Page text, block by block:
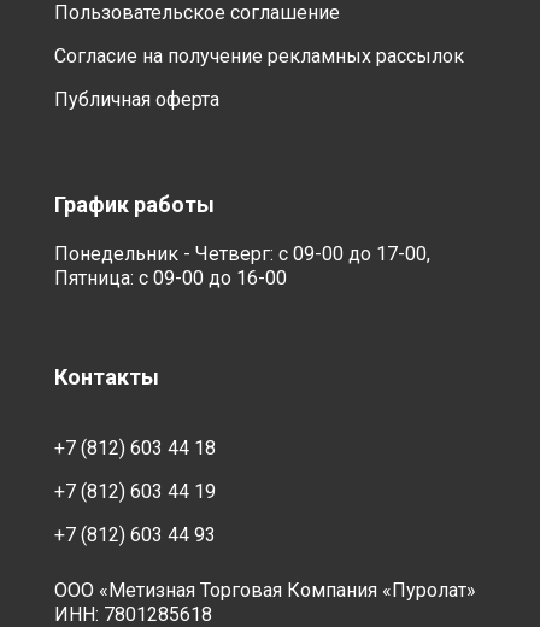
Пользовательское соглашение
Согласие на получение рекламных рассылок
Публичная оферта
График работы
Понедельник - Четверг: с 09-00 до 17-00,
Пятница: с 09-00 до 16-00
Контакты
+7 (812) 603 44 18
+7 (812) 603 44 19
+7 (812) 603 44 93
ООО «Метизная Торговая Компания «Пуролат»
ИНН: 7801285618